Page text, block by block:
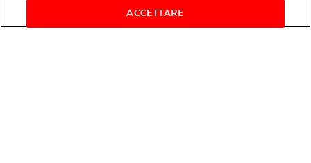
ACCETTARE